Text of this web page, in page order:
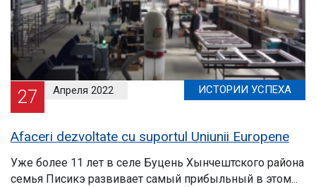
27 Апреля 2022 ИСТОРИИ УСПЕХА
Afaceri dezvoltate cu suportul Uniunii Europene
Уже более 11 лет в селе Буцень Хынчештского района
семья Писикэ развивает самый прибыльный в этом...